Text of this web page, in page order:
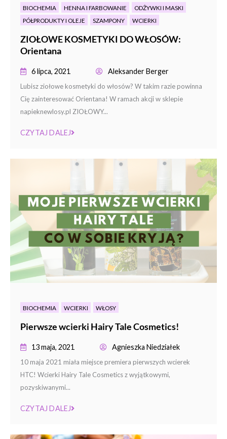
BIOCHEMIA HENNA I FARBOWANIE
ODŻYWKI I MASKI
PÓŁPRODUKTY I OLEJE
SZAMPONY WCIERKI
ZIOŁOWE KOSMETYKI DO WŁOSÓW:
Orientana
6 lipca, 2021 Aleksander Berger
Lubisz ziołowe kosmetyki do włosów? W takim razie powinna
Cię zainteresować Orientana! W ramach akcji w sklepie
napieknewlosy.pl ZIOŁOWY...
CZYTAJ DALEJ
BIOCHEMIA WCIERKI WŁOSY
Pierwsze wcierki Hairy Tale Cosmetics!
13 maja, 2021 Agnieszka Niedziałek
10 maja 2021 miała miejsce premiera pierwszych wcierek
HTC! Wcierki Hairy Tale Cosmetics z wyjątkowymi,
pozyskiwanymi...
CZYTAJ DALEJ